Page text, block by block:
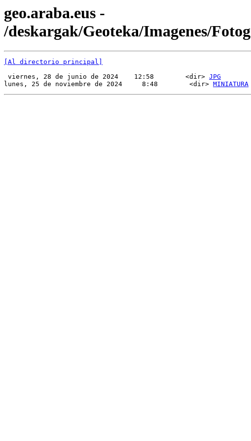
geo.araba.eus -
/deskargak/Geoteka/Imagenes/
[Al directorio principal]
viernes, 28 de junio de 2024    12:58        <dir> JPG
lunes, 25 de noviembre de 2024     8:48        <dir> MINIATURA